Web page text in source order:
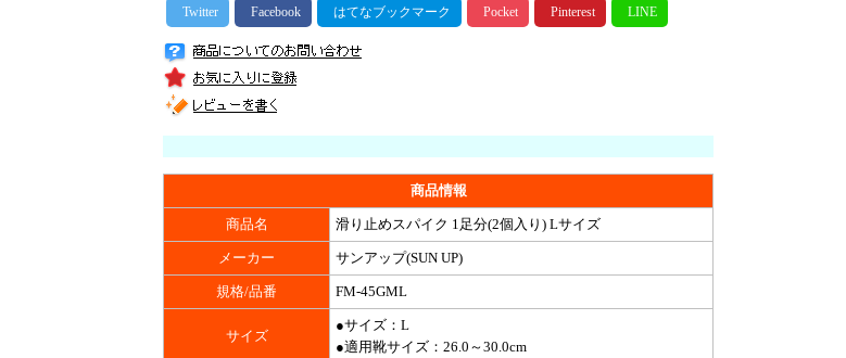
商品情報
商品名 滑り止めスパイク 1足分(2個入り) Lサイズ
メーカー サンアップ(SUN UP)
規格/品番 FM-45GML
サイズ
●サイズ：L
●適用靴サイズ：26.0～30.0cm